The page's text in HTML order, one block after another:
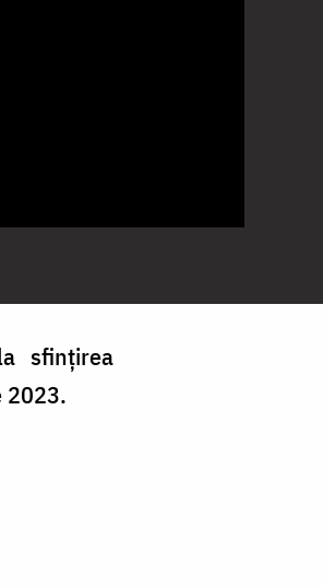
sfințirea
2023.